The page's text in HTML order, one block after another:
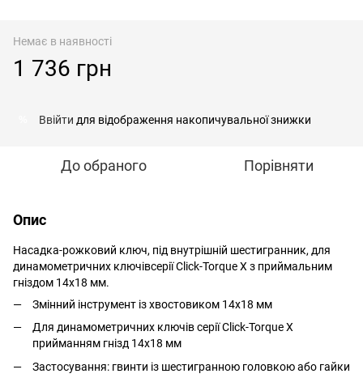
Немає в наявності
1 736 грн
Ввійти для відображення накопичувальної знижки
До обраного Порівняти
Опис
Насадка-рожковий ключ, під внутрішній шестигранник, для
динамометричних ключівсерії Click-Torque X з приймальним
гніздом 14x18 мм.
Змінний інструмент із хвостовиком 14x18 мм
Для динамометричних ключів серії Click-Torque X
прийманням гнізд 14x18 мм
Застосування: гвинти із шестигранною головкою або гайки